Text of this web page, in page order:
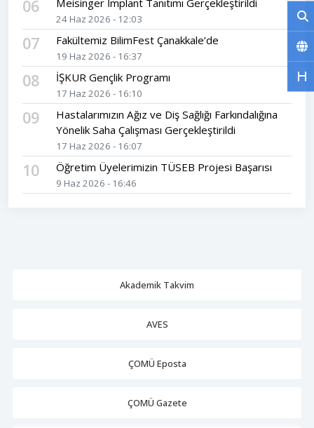
06 Meisinger İmplant Tanıtımı Gerçekleştirildi
24 Haz 2026 - 12:03
07 Fakültemiz BilimFest Çanakkale’de
19 Haz 2026 - 16:37
08 İŞKUR Gençlik Programı
17 Haz 2026 - 16:10
09
Hastalarımızın Ağız ve Diş Sağlığı Farkındalığına
Yönelik Saha Çalışması Gerçekleştirildi
17 Haz 2026 - 16:07
10 Öğretim Üyelerimizin TÜSEB Projesi Başarısı
9 Haz 2026 - 16:46
Akademik Takvim
AVES
ÇOMÜ Eposta
ÇOMÜ Gazete